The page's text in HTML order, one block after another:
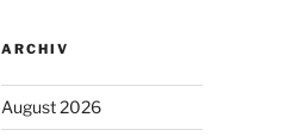
ARCHIV
August 2026